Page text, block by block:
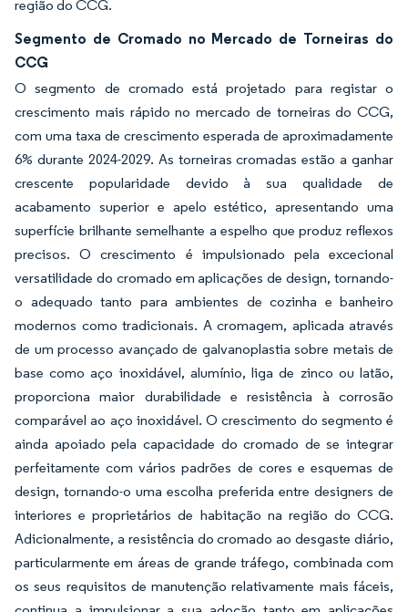
região do CCG.
Segmento de Cromado no Mercado de Torneiras do
CCG
O segmento de cromado está projetado para registar o
crescimento mais rápido no mercado de torneiras do CCG,
com uma taxa de crescimento esperada de aproximadamente
6% durante 2024-2029. As torneiras cromadas estão a ganhar
crescente popularidade devido à sua qualidade de
acabamento superior e apelo estético, apresentando uma
superfície brilhante semelhante a espelho que produz reflexos
precisos. O crescimento é impulsionado pela excecional
versatilidade do cromado em aplicações de design, tornando-
o adequado tanto para ambientes de cozinha e banheiro
modernos como tradicionais. A cromagem, aplicada através
de um processo avançado de galvanoplastia sobre metais de
base como aço inoxidável, alumínio, liga de zinco ou latão,
proporciona maior durabilidade e resistência à corrosão
comparável ao aço inoxidável. O crescimento do segmento é
ainda apoiado pela capacidade do cromado de se integrar
perfeitamente com vários padrões de cores e esquemas de
design, tornando-o uma escolha preferida entre designers de
interiores e proprietários de habitação na região do CCG.
Adicionalmente, a resistência do cromado ao desgaste diário,
particularmente em áreas de grande tráfego, combinada com
os seus requisitos de manutenção relativamente mais fáceis,